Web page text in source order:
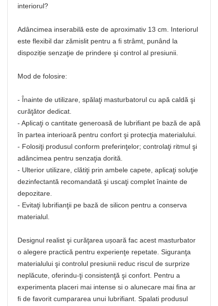
interiorul?
Adâncimea inserabilă este de aproximativ 13 cm. Interiorul
este flexibil dar zămislit pentru a fi strâmt, punând la
dispoziție senzaţie de prindere şi control al presiunii.
Mod de folosire:
- Înainte de utilizare, spălaţi masturbatorul cu apă caldă şi
curăţător dedicat.
- Aplicaţi o cantitate generoasă de lubrifiant pe bază de apă
în partea interioară pentru confort şi protecţia materialului.
- Folosiţi produsul conform preferinţelor; controlaţi ritmul şi
adâncimea pentru senzaţia dorită.
- Ulterior utilizare, clătiţi prin ambele capete, aplicaţi soluţie
dezinfectantă recomandată şi uscaţi complet înainte de
depozitare.
- Evitaţi lubrifianţii pe bază de silicon pentru a conserva
materialul.
Designul realist şi curăţarea ușoară fac acest masturbator
o alegere practică pentru experienţe repetate. Siguranţa
materialului şi controlul presiunii reduc riscul de surprize
neplăcute, oferindu-ţi consistenţă şi confort. Pentru a
experimenta placeri mai intense si o alunecare mai fina ar
fi de favorit cumpararea unui lubrifiant. Spalati produsul